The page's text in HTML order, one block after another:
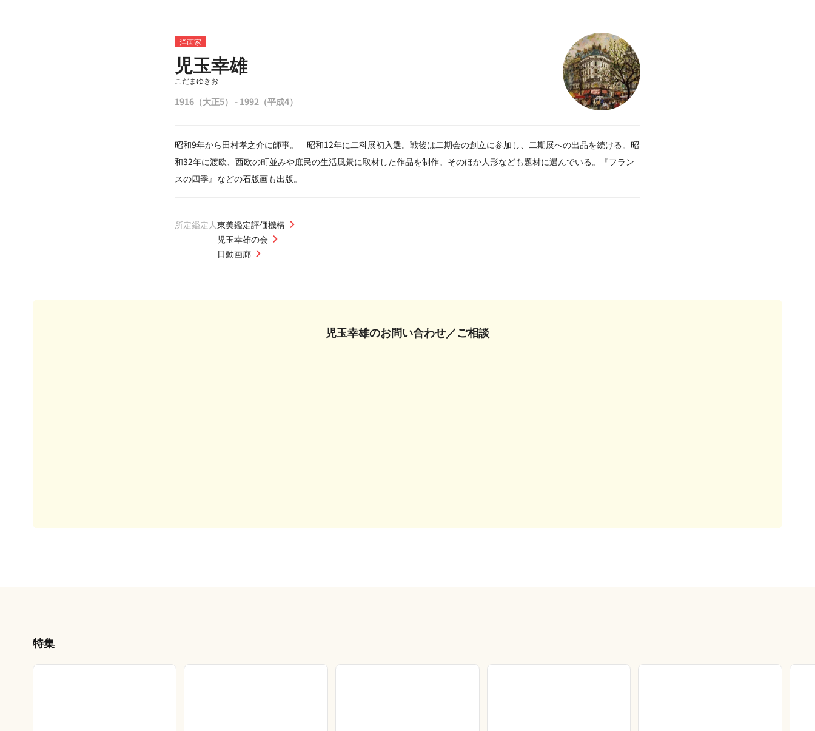
洋画家
児玉幸雄
こだまゆきお
1916（大正5） - 1992（平成4）
昭和9年から田村孝之介に師事。 昭和12年に二科展初入選。戦後は二期会の創立に参加し、二期展への出品を続ける。昭
和32年に渡欧、西欧の町並みや庶民の生活風景に取材した作品を制作。そのほか人形なども題材に選んでいる。『フラン
スの四季』などの石版画も出版。
所定鑑定人東美鑑定評価機構
児玉幸雄の会
日動画廊
児玉幸雄のお問い合わせ／ご相談
特集